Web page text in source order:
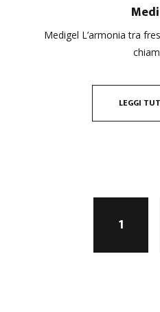
Medigel L’armonia tra
LEGGI
1